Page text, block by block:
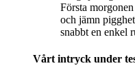
Första
och jämn
snabbt en enkel
Vårt intryck under